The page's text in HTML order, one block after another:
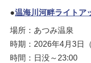
●温海川河畔ライトア
場所：あつみ温泉
時期：2026年4月3日
時間：日没～23:00